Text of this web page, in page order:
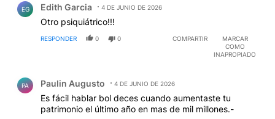
EG Edith Garcia 4 DE JUNIO DE 2026
Otro psiquiátrico!!!
RESPONDER 0 0 COMPARTIR
MARCAR
COMO
INAPROPIADO
PA Paulin Augusto 4 DE JUNIO DE 2026
Es fácil hablar bol deces cuando aumentaste tu
patrimonio el último año en mas de mil millones.-